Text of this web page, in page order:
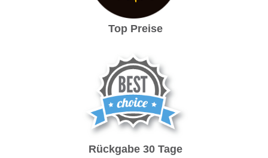
Top Preise
Rückgabe 30 Tage